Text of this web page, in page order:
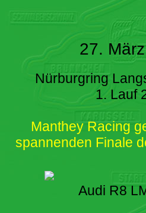
27.
Nürburgring
1. Lauf
Manthey Racing
spannenden Finale
Audi R8